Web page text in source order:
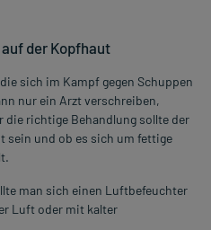
der Kopfhaut
sich im Kampf gegen Schuppen
nur ein Arzt verschreiben,
die richtige Behandlung sollte der
sein und ob es sich um fettige
man sich einen Luftbefeuchter
Luft oder mit kalter